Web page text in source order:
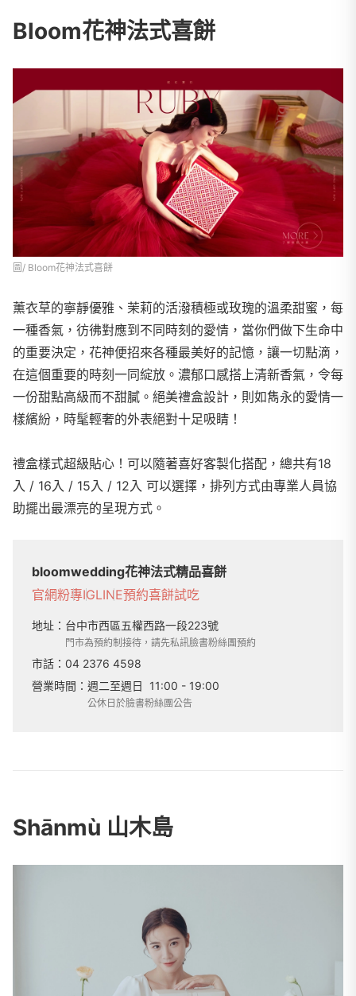
Bloom花神法式喜餅
圖/ Bloom花神法式喜餅
薰衣草的寧靜優雅、茉莉的活潑積極或玫瑰的溫柔甜蜜，每
一種香氣，彷彿對應到不同時刻的愛情，當你們做下生命中
的重要決定，花神便招來各種最美好的記憶，讓一切點滴，
在這個重要的時刻一同綻放。濃郁口感搭上清新香氣，令每
一份甜點高級而不甜膩。絕美禮盒設計，則如雋永的愛情一
樣繽紛，時髦輕奢的外表絕對十足吸睛！
禮盒樣式超級貼心！可以隨著喜好客製化搭配，總共有18
入 / 16入 / 15入 / 12入 可以選擇，排列方式由專業人員協
助擺出最漂亮的呈現方式。
bloomwedding花神法式精品喜餅
官網粉專IGLINE預約喜餅試吃
地址： 台中市西區五權西路一段223號
門市為預約制接待，請先私訊臉書粉絲團預約
市話： 04 2376 4598
營業時間： 週二至週日 11:00 - 19:00
公休日於臉書粉絲團公告
Shānmù 山木島